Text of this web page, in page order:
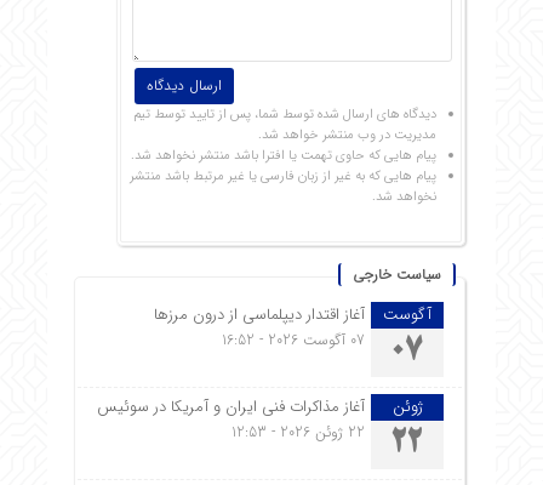
دیدگاه های ارسال شده توسط شما، پس از تایید توسط تیم
مدیریت در وب منتشر خواهد شد.
پیام هایی که حاوی تهمت یا افترا باشد منتشر نخواهد شد.
پیام هایی که به غیر از زبان فارسی یا غیر مرتبط باشد منتشر
نخواهد شد.
سیاست خارجی
آگوست
07
آغاز اقتدار دیپلماسی از درون مرزها
07 آگوست 2026 - 16:52
ژوئن
22
آغاز مذاکرات فنی ایران و آمریکا در سوئیس
22 ژوئن 2026 - 12:53